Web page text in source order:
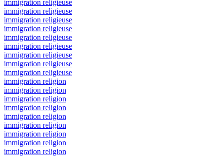
immigration religieuse
immigration religieuse
immigration religieuse
immigration religieuse
immigration religieuse
immigration religieuse
immigration religieuse
immigration religieuse
immigration religieuse
immigration religion
immigration religion
immigration religion
immigration religion
immigration religion
immigration religion
immigration religion
immigration religion
immigration religion